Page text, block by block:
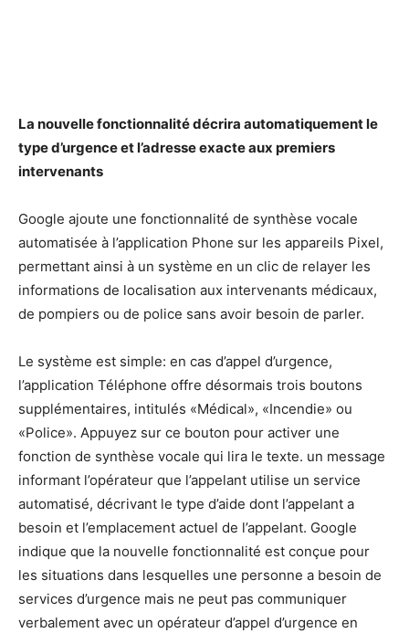
La nouvelle fonctionnalité décrira automatiquement le
type d’urgence et l’adresse exacte aux premiers
intervenants
Google ajoute une fonctionnalité de synthèse vocale
automatisée à l’application Phone sur les appareils Pixel,
permettant ainsi à un système en un clic de relayer les
informations de localisation aux intervenants médicaux,
de pompiers ou de police sans avoir besoin de parler.
Le système est simple: en cas d’appel d’urgence,
l’application Téléphone offre désormais trois boutons
supplémentaires, intitulés «Médical», «Incendie» ou
«Police». Appuyez sur ce bouton pour activer une
fonction de synthèse vocale qui lira le texte. un message
informant l’opérateur que l’appelant utilise un service
automatisé, décrivant le type d’aide dont l’appelant a
besoin et l’emplacement actuel de l’appelant. Google
indique que la nouvelle fonctionnalité est conçue pour
les situations dans lesquelles une personne a besoin de
services d’urgence mais ne peut pas communiquer
verbalement avec un opérateur d’appel d’urgence en